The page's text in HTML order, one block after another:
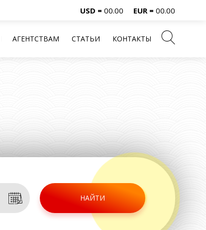
USD = 00.00 EUR = 00.00
АГЕНТСТВАМ СТАТЬИ КОНТАКТЫ
НАЙТИ